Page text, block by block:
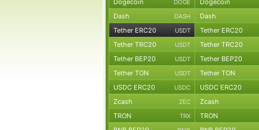
Dogecoin DOGE Dogecoin
Dash DASH Dash
Tether ERC20 USDT Tether ERC20
Tether TRC20 USDT Tether TRC20
Tether BEP20 USDT Tether BEP20
Tether TON USDT Tether TON
USDC ERC20 USDC USDC ERC20
Zcash ZEC Zcash
TRON TRX TRON